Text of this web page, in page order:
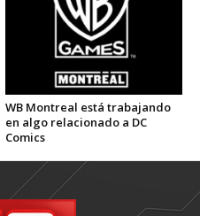
WB Montreal está trabajando
en algo relacionado a DC
Comics